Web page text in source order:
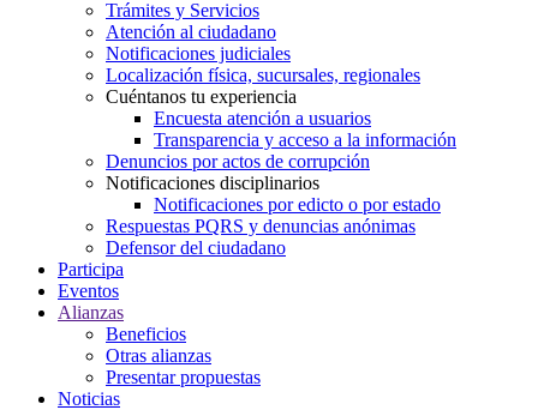
Trámites y Servicios
Atención al ciudadano
Notificaciones judiciales
Localización física, sucursales, regionales
Cuéntanos tu experiencia
Encuesta atención a usuarios
Transparencia y acceso a la información
Denuncios por actos de corrupción
Notificaciones disciplinarios
Notificaciones por edicto o por estado
Respuestas PQRS y denuncias anónimas
Defensor del ciudadano
Participa
Eventos
Alianzas
Beneficios
Otras alianzas
Presentar propuestas
Noticias